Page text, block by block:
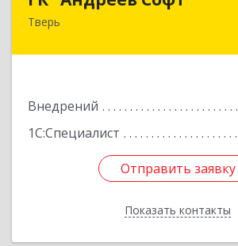
Тверь
Внедрений
1С:Специалист
Отправить заявку
Показать контакты
170000, Тверская обл, Тверь г,
Отправить заявку
Назад